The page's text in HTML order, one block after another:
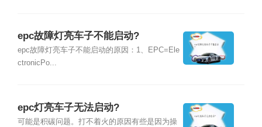
epc故障灯亮车子不能启动?
epc故障灯亮车子不能启动的原因：1、EPC=Ele
ctronicPo...
epc灯亮车子无法启动?
可能是积碳问题。打不着火的原因有些是因为操